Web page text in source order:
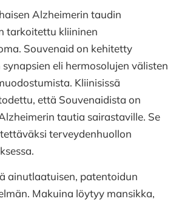
Alzheimerin taudin
tarkoitettu kliininen
Souvenaid on kehitetty
eli hermosolujen välisten
Kliinisissä
että Souvenaidista on
tautia sairastaville. Se
terveydenhuollon
ainutlaatuisen, patentoidun
Makuina löytyy mansikka,